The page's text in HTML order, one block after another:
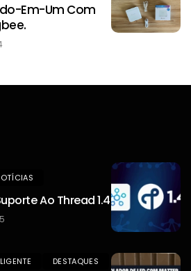
Em-Um Com
Ao Thread 1.4
DESTAQUES